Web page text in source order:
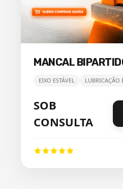
MANCAL
EIXO ESTÁVEL LUBRICAÇÃO
SOB
CONSULTA